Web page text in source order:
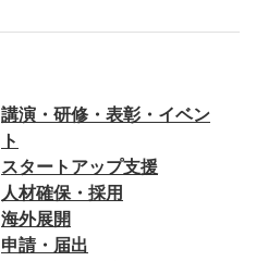
講演・研修・表彰・イベン
ト
スタートアップ支援
人材確保・採用
海外展開
申請・届出